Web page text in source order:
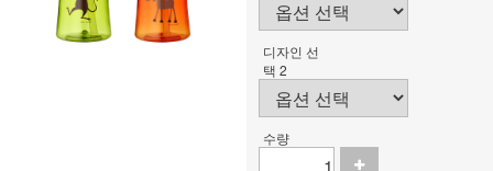
디자인 선
택 2
수량